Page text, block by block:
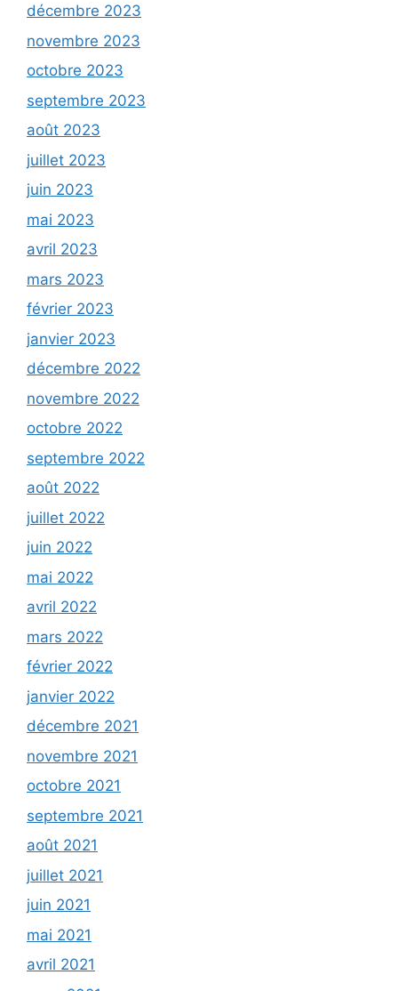
décembre 2023
novembre 2023
octobre 2023
septembre 2023
août 2023
juillet 2023
juin 2023
mai 2023
avril 2023
mars 2023
février 2023
janvier 2023
décembre 2022
novembre 2022
octobre 2022
septembre 2022
août 2022
juillet 2022
juin 2022
mai 2022
avril 2022
mars 2022
février 2022
janvier 2022
décembre 2021
novembre 2021
octobre 2021
septembre 2021
août 2021
juillet 2021
juin 2021
mai 2021
avril 2021